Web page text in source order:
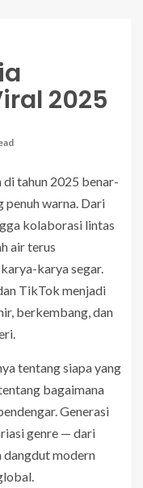
2025
tahun 2025 benar-
penuh warna. Dari
kolaborasi lintas
air terus
karya segar.
TikTok menjadi
berkembang, dan
tentang siapa yang
bagaimana
Generasi
genre — dari
dangdut modern